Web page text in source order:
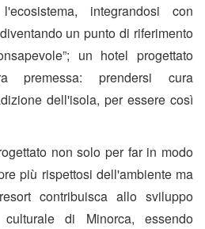
integrandosi con
un punto di riferimento
un hotel progettato
premessa: prendersi cura
dell'isola, per essere così
non solo per far in modo
più rispettosi dell'ambiente ma
contribuisca allo sviluppo
di Minorca, essendo